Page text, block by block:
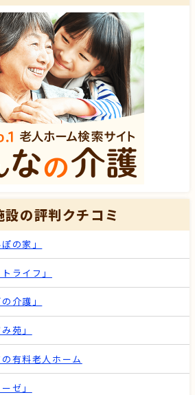
設の評判クチコミ
の家」
ライフ」
介護」
苑」
有料老人ホーム
ゼ」